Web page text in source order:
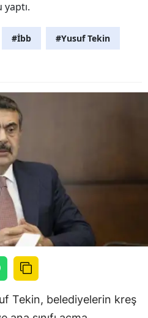
#İbb #Yusuf Tekin
Tekin, belediyelerin kreş